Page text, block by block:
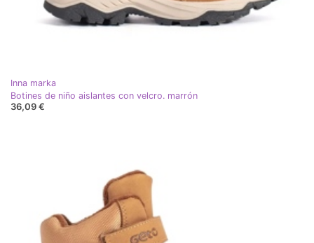
Inna marka
Botines de niño aislantes con velcro. marrón
36,09 €